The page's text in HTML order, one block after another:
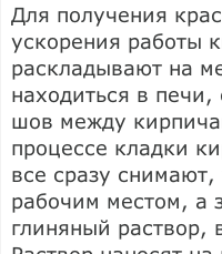
Для получения
ускорения работы
раскладывают на
находиться в
шов между
процессе кладки
все сразу
рабочим местом, а
глиняный раствор,